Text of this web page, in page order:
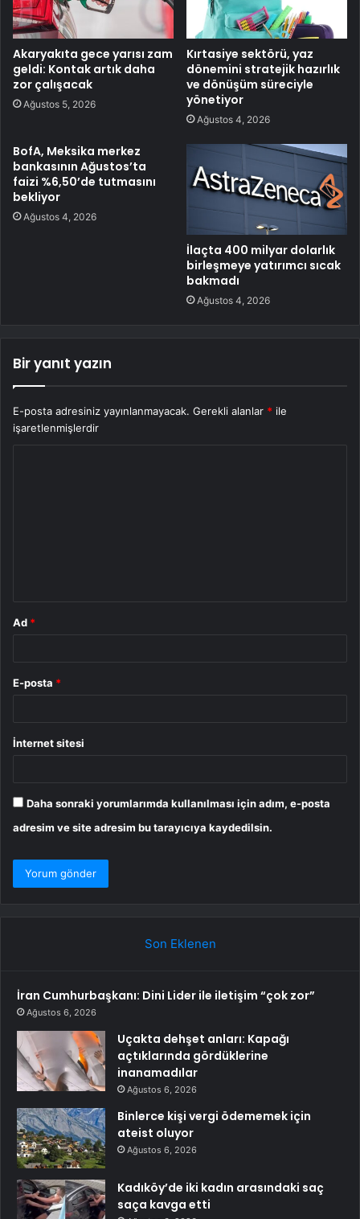
Akaryakıta gece yarısı zam
geldi: Kontak artık daha
zor çalışacak
Ağustos 5, 2026
Kırtasiye sektörü, yaz
dönemini stratejik hazırlık
ve dönüşüm süreciyle
yönetiyor
Ağustos 4, 2026
BofA, Meksika merkez
bankasının Ağustos’ta
faizi %6,50’de tutmasını
bekliyor
Ağustos 4, 2026
İlaçta 400 milyar dolarlık
birleşmeye yatırımcı sıcak
bakmadı
Ağustos 4, 2026
Bir yanıt yazın
E-posta adresiniz yayınlanmayacak. Gerekli alanlar * ile
işaretlenmişlerdir
Ad *
E-posta *
İnternet sitesi
Daha sonraki yorumlarımda kullanılması için adım, e-posta
adresim ve site adresim bu tarayıcıya kaydedilsin.
Son Eklenen
İran Cumhurbaşkanı: Dini Lider ile iletişim “çok zor”
Ağustos 6, 2026
Uçakta dehşet anları: Kapağı
açtıklarında gördüklerine
inanamadılar
Ağustos 6, 2026
Binlerce kişi vergi ödememek için
ateist oluyor
Ağustos 6, 2026
Kadıköy’de iki kadın arasındaki saç
saça kavga etti